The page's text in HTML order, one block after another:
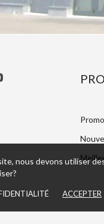
nous devons utiliser
ACCEPTER